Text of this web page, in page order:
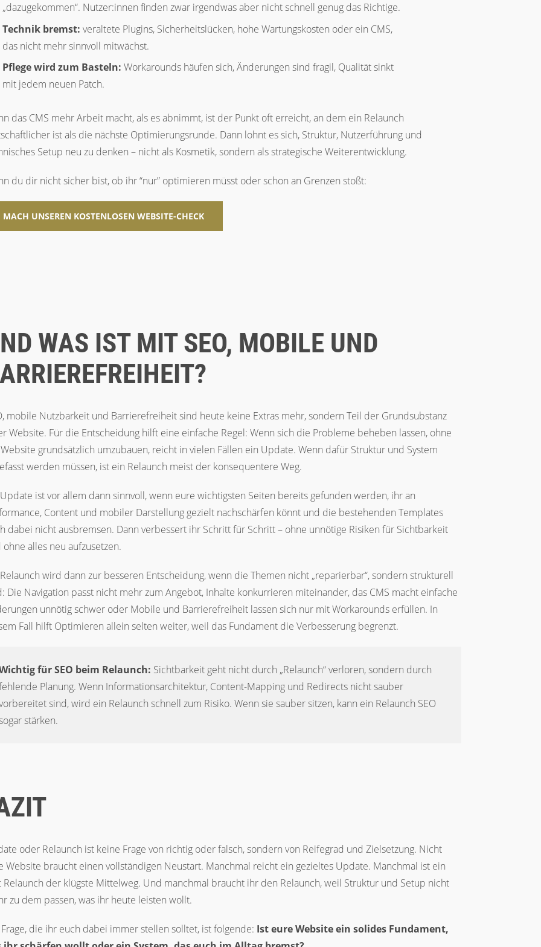
„dazugekommen“. Nutzer:innen finden zwar irgendwas aber nicht schnell genug das Richtige.
Technik bremst: veraltete Plugins, Sicherheitslücken, hohe Wartungskosten oder ein CMS,
das nicht mehr sinnvoll mitwächst.
Pflege wird zum Basteln: Workarounds häufen sich, Änderungen sind fragil, Qualität sinkt
mit jedem neuen Patch.
das CMS mehr Arbeit macht, als es abnimmt, ist der Punkt oft erreicht, an dem ein Relaunch
ist als die nächste Optimierungsrunde. Dann lohnt es sich, Struktur, Nutzerführung und
Setup neu zu denken – nicht als Kosmetik, sondern als strategische Weiterentwicklung.
du dir nicht sicher bist, ob ihr “nur” optimieren müsst oder schon an Grenzen stoßt:
MACH UNSEREN KOSTENLOSEN WEBSITE-CHECK
WAS IST MIT SEO, MOBILE UND
mobile Nutzbarkeit und Barrierefreiheit sind heute keine Extras mehr, sondern Teil der Grundsubstanz
Website. Für die Entscheidung hilft eine einfache Regel: Wenn sich die Probleme beheben lassen, ohne
grundsätzlich umzubauen, reicht in vielen Fällen ein Update. Wenn dafür Struktur und System
werden müssen, ist ein Relaunch meist der konsequentere Weg.
ist vor allem dann sinnvoll, wenn eure wichtigsten Seiten bereits gefunden werden, ihr an
Content und mobiler Darstellung gezielt nachschärfen könnt und die bestehenden Templates
dabei nicht ausbremsen. Dann verbessert ihr Schritt für Schritt – ohne unnötige Risiken für Sichtbarkeit
ohne alles neu aufzusetzen.
wird dann zur besseren Entscheidung, wenn die Themen nicht „reparierbar“, sondern strukturell
Die Navigation passt nicht mehr zum Angebot, Inhalte konkurrieren miteinander, das CMS macht einfache
unnötig schwer oder Mobile und Barrierefreiheit lassen sich nur mit Workarounds erfüllen. In
Fall hilft Optimieren allein selten weiter, weil das Fundament die Verbesserung begrenzt.
für SEO beim Relaunch: Sichtbarkeit geht nicht durch „Relaunch“ verloren, sondern durch
Planung. Wenn Informationsarchitektur, Content-Mapping und Redirects nicht sauber
sind, wird ein Relaunch schnell zum Risiko. Wenn sie sauber sitzen, kann ein Relaunch SEO
stärken.
oder Relaunch ist keine Frage von richtig oder falsch, sondern von Reifegrad und Zielsetzung. Nicht
Website braucht einen vollständigen Neustart. Manchmal reicht ein gezieltes Update. Manchmal ist ein
Relaunch der klügste Mittelweg. Und manchmal braucht ihr den Relaunch, weil Struktur und Setup nicht
zu dem passen, was ihr heute leisten wollt.
die ihr euch dabei immer stellen solltet, ist folgende: Ist eure Website ein solides Fundament,